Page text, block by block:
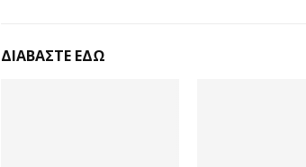
ΔΙΑΒΑΣΤΕ ΕΔΩ